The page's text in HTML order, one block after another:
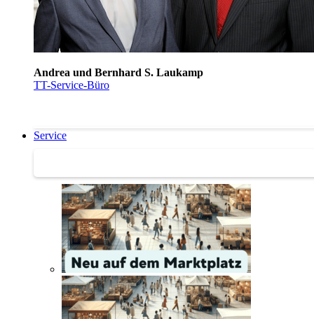
Andrea und Bernhard S. Laukamp
TT-Service-Büro
Service